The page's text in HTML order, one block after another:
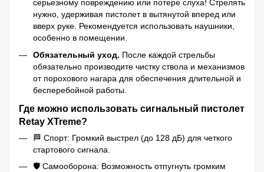
серьезному повреждению или потере слуха! Стрелять
нужно, удерживая пистолет в вытянутой вперед или
вверх руке. Рекомендуется использовать наушники,
особенно в помещении.
Обязательный уход. После каждой стрельбы
обязательно производите чистку ствола и механизмов
от порохового нагара для обеспечения длительной и
бесперебойной работы.
Где можно использовать сигнальный пистолет
Retay XTreme?
🏁 Спорт: Громкий выстрел (до 128 дБ) для четкого
стартового сигнала.
🛡️ Самооборона: Возможность отпугнуть громким